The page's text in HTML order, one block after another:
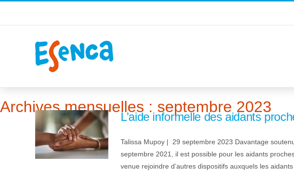
Archives mensuelles : septembre 2023
L’aide informelle des aidants
Talissa Mupoy | 29 septembre 2023 Davantage
septembre 2021, il est possible pour les aidants
venue rejoindre d’autres dispositifs auxquels les